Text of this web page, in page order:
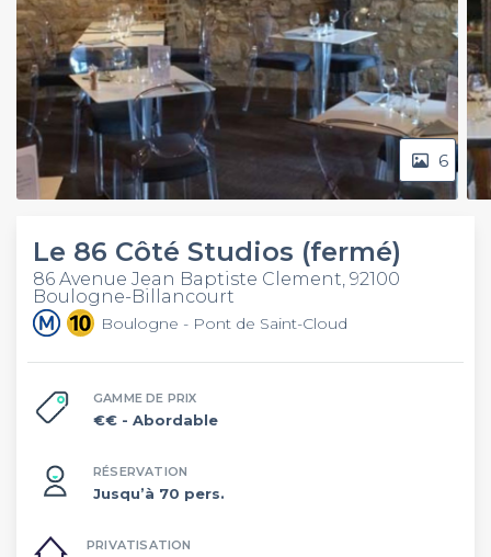
6
Le 86 Côté Studios (fermé)
86 Avenue Jean Baptiste Clement, 92100
Boulogne-Billancourt
Boulogne - Pont de Saint-Cloud
GAMME DE PRIX
€€ - Abordable
RÉSERVATION
Jusqu’à 70 pers.
PRIVATISATION